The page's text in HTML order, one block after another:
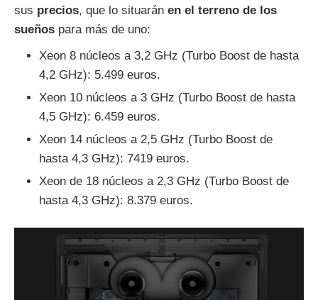
sus precios, que lo situarán en el terreno de los
sueños para más de uno:
Xeon 8 núcleos a 3,2 GHz (Turbo Boost de hasta
4,2 GHz): 5.499 euros.
Xeon 10 núcleos a 3 GHz (Turbo Boost de hasta
4,5 GHz): 6.459 euros.
Xeon 14 núcleos a 2,5 GHz (Turbo Boost de
hasta 4,3 GHz): 7419 euros.
Xeon de 18 núcleos a 2,3 GHz (Turbo Boost de
hasta 4,3 GHz): 8.379 euros.